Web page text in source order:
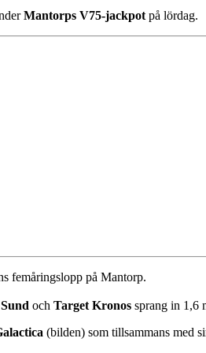
Mantorps V75-jackpot på lördag.
femåringslopp på Mantorp.
och Target Kronos sprang in 1,6
(bilden) som tillsammans med